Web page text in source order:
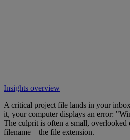
Insights overview
A critical project file lands in your
it, your computer displays an error:
The culprit is often a small, overlooked
filename—the file extension.